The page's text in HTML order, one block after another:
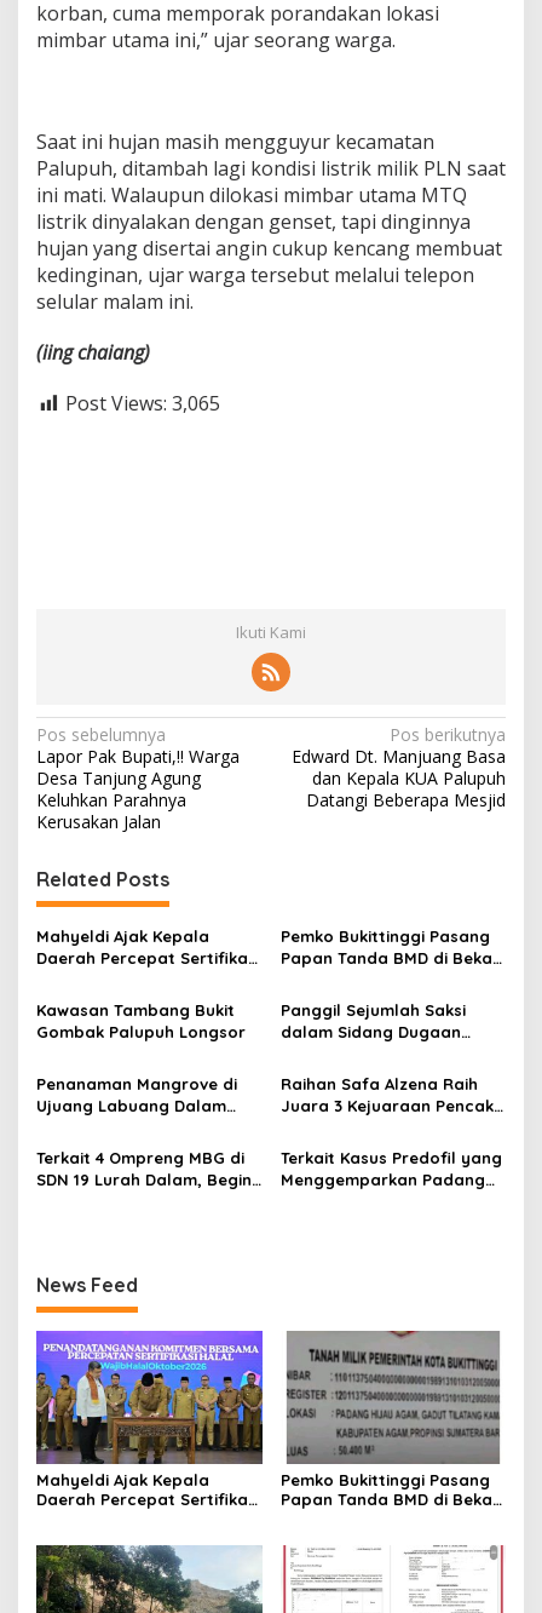
korban, cuma memporak porandakan lokasi
mimbar utama ini,” ujar seorang warga.
Saat ini hujan masih mengguyur kecamatan
Palupuh, ditambah lagi kondisi listrik milik PLN saat
ini mati. Walaupun dilokasi mimbar utama MTQ
listrik dinyalakan dengan genset, tapi dinginnya
hujan yang disertai angin cukup kencang membuat
kedinginan, ujar warga tersebut melalui telepon
selular malam ini.
(iingchaiang)
Post Views: 3,065
Ikuti Kami
N
a
v
i
g
a
s
i
p
o
s
Pos sebelumnya
Lapor Pak Bupati,!! Warga
Desa Tanjung Agung
Keluhkan Parahnya
Kerusakan Jalan
Pos berikutnya
Edward Dt. Manjuang Basa
dan Kepala KUA Palupuh
Datangi Beberapa Mesjid
Related Posts
Mahyeldi Ajak Kepala
Daerah Percepat Sertifikasi
Pusat Ekosistem Halal
Nasional
Pemko Bukittinggi Pasang
Papan Tanda BMD di Bekas
Kawasan Tambang Bukit
Gombak Palupuh Longsor
Panggil Sejumlah Saksi
dalam Sidang Dugaan
Terdakwa Haji DS
Penanaman Mangrove di
Ujuang Labuang Dalam
Sedunia
Raihan Safa Alzena Raih
Juara 3 Kejuaraan Pencak
Sumatera Barat
Terkait 4 Ompreng MBG di
SDN 19 Lurah Dalam, Begini
Terkait Kasus Predofil yang
Menggemparkan Padang
News Feed
Mahyeldi Ajak Kepala
Daerah Percepat Sertifikasi
Nasional
Pemko Bukittinggi Pasang
Papan Tanda BMD di Bekas